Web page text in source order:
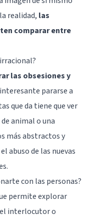
realidad, las
comparar entre
las obsesiones y
pararse a
que da tiene que ver
animal o una
más abstractos y
abuso de las nuevas
con las personas?
permite explorar
el interlocutor o